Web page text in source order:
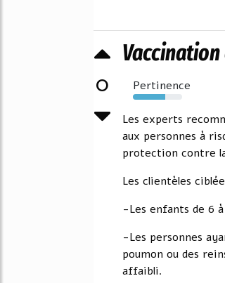
0 Pertinence
65%
Les experts
aux personnes à
protection contre
Les clientèles
-Les enfants de 6
-Les personnes
poumon ou des
affaibli.